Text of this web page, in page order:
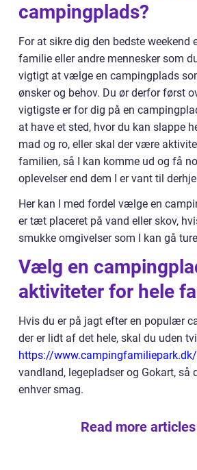
campingplads?
For at sikre dig den bedste weekend
familie eller andre mennesker som
vigtigt at vælge en campingplads
ønsker og behov. Du ør derfor først
vigtigste er for dig på en
at have et sted, hvor du kan slappe
mad og ro, eller skal der være
familien, så I kan komme ud og få
oplevelser end dem I er vant til
Her kan I med fordel vælge en
er tæt placeret på vand eller skov,
smukke omgivelser som I kan gå
Vælg en
aktiviteter for hele
Hvis du er på jagt efter en populær
der er lidt af det hele, skal du uden
https://www.campingfamiliepark.dk/
vandland, legepladser og Gokart, så
enhver smag.
Read more